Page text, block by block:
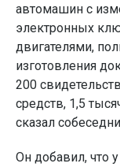
автомашин с
электронных
двигателями,
изготовления
200
средств, 1,5
сказал
Он добавил, что